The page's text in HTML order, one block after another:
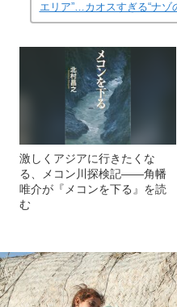
エリア”…カオスすぎる“ナゾ
激しくアジアに行きたくな
る、メコン川探検記――角幡
唯介が『メコンを下る』を読
む